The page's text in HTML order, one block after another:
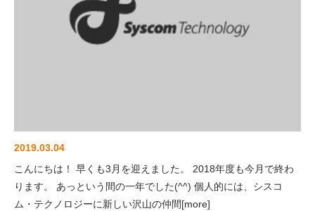
2019.03.04
こんにちは！ 早くも3月を迎えました。 2018年度も今月で終わ
ります。 あっという間の一年でした(^^) 個人的には、シスコ
ム・テクノロジーに新しい沢山の仲間[more]